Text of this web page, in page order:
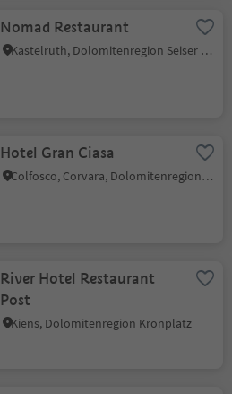
Nomad Restaurant
Kastelruth, Dolomitenregion Seiser Alm
Hotel Gran Ciasa
Colfosco, Corvara, Dolomitenregion Alta Badia
River Hotel Restaurant
Post
Kiens, Dolomitenregion Kronplatz